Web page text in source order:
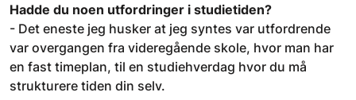
Hadde du noen utfordringer i studietiden?
- Det eneste jeg husker at jeg syntes var utfordrende
var overgangen fra videregående skole, hvor man har
en fast timeplan, til en studiehverdag hvor du må
strukturere tiden din selv.